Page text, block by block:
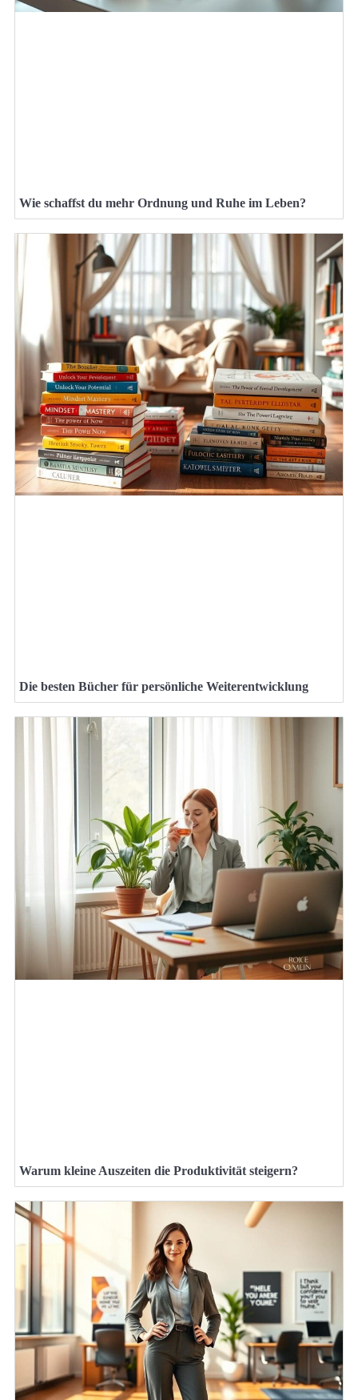
Wie schaffst du mehr Ordnung und Ruhe im Leben?
Die besten Bücher für persönliche Weiterentwicklung
Warum kleine Auszeiten die Produktivität steigern?